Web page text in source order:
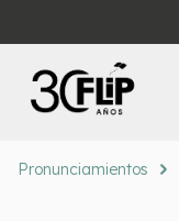
Pronunciamientos